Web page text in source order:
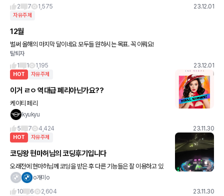
2
7 1,575 23.12.01
자유주제
12월
벌써 올해의 마지막 달이네요 모두들 원하시는 목표. 꼭 이뤄요!
탈퇴자
1
1 1,195 23.12.01
HOT 자유주제
이거 ㄹㅇ 역대급 페리아닌가요??
케이티 페리
kyukyu
5
7 4,424 23.11.30
HOT 자유주제
코딩왕 현마허님의 코딩후기입니다
오래전에 현마허님께 코딩을 받은 후 다른 기능들은 잘 이용하고 있
었습니다. 헌데~~~ 일주일 전 강릉여행을 가는 길에 자동 차선변경o개미o
10
6 2,604 23.11.30